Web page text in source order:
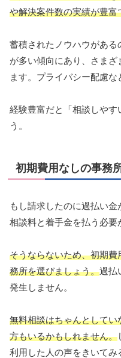
や解決案件数の実績が豊富
蓄積されたノウハウがあ
が多い傾向にあり、さま
ます。プライバシー配慮な
経験豊富だと「相談しやす
う。
初期費用なしの事務
もし請求したのに過払い
相談料と着手金を払う必要
そうならないため、初期
務所を選びましょう。過払
発生しません。
無料相談はちゃんとして
方もいるかもしれません。
利用した人の声をきいてみ